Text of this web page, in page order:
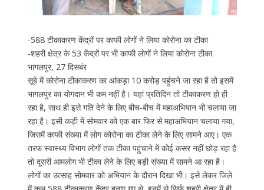
-588 टीकाकरण केंद्रों पर काफी लोगों ने लिया कोरोना का टीका
-शहरी क्षेत्र के 53 केंद्रों पर भी काफी लोगों ने लिया कोरोना टीका
भागलपुर, 27 दिसबंर
सूबे में कोरोना टीकाकरण का आंकड़ा 10 करोड़ पहुंचने जा रहा है तो इसमें
भागलपुर का योगदान भी कम नहीं है। यहां प्रतिदिन तो टीकाकरण हो ही
रहा है, साथ ही इसे गति देने के लिए बीच-बीच में महाअभियान भी चलाया जा
रहा है। इसी कड़ी में सोमवार को एक बार फिर से महाअभियान चलाया गया,
जिसमें काफी संख्या में लोग कोरोना का टीका लेने के लिए सामने आए। एक
तरफ स्वास्थ्य विभाग लोगों तक टीका पहुंचाने में कोई कसर नहीं छोड़ रहा है
तो दूसरी आमलोग भी टीका लेने के लिए बड़ी संख्या में सामने आ रहा है।
लोगों का उत्साह सोमवार को अभियान के दौरान दिखा भी। इसे लेकर जिले